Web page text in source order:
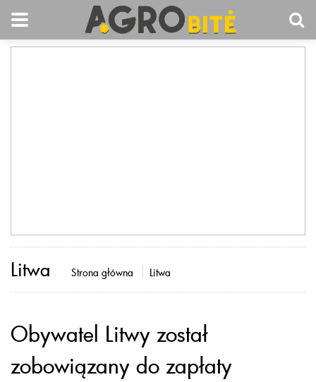
Litwa Strona główna Litwa
Obywatel Litwy został
zobowiązany do zapłaty